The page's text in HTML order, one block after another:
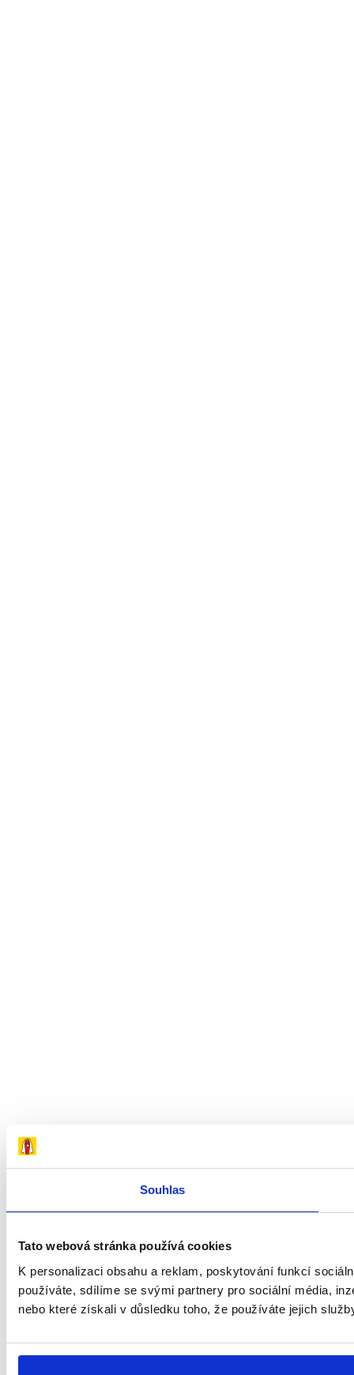
Souhlas
Tato webová stránka používá cookies
K personalizaci obsahu a reklam, poskytování funkcí
používáte, sdílíme se svými partnery pro sociální média,
nebo které získali v důsledku toho, že používáte jejich